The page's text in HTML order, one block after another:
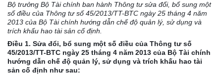
Bộ trưởng Bộ Tài chính ban hành Thông tư sửa đổi, bổ sung một
số điều của Thông tư số 45/2013/TT-BTC ngày 25 tháng 4 năm
2013 của Bộ Tài chính hướng dẫn chế độ quản lý, sử dụng và
trích khấu hao tài sản cố định.
Điều 1. Sửa đổi, bổ sung một số điều của Thông tư số
45/2013/TT-BTC ngày 25 tháng 4 năm 2013 của Bộ Tài chính
hướng dẫn chế độ quản lý, sử dụng và trích khấu hao tài
sản cố định như sau: